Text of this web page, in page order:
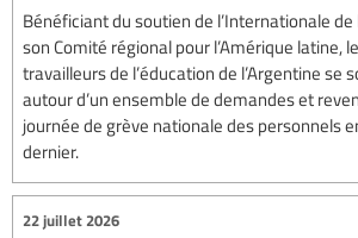
Bénéficiant du soutien de l’Internationale de
son Comité régional pour l’Amérique latine,
travailleurs de l’éducation de l’Argentine se
autour d’un ensemble de demandes et
journée de grève nationale des personnels
dernier.
22 juillet 2026